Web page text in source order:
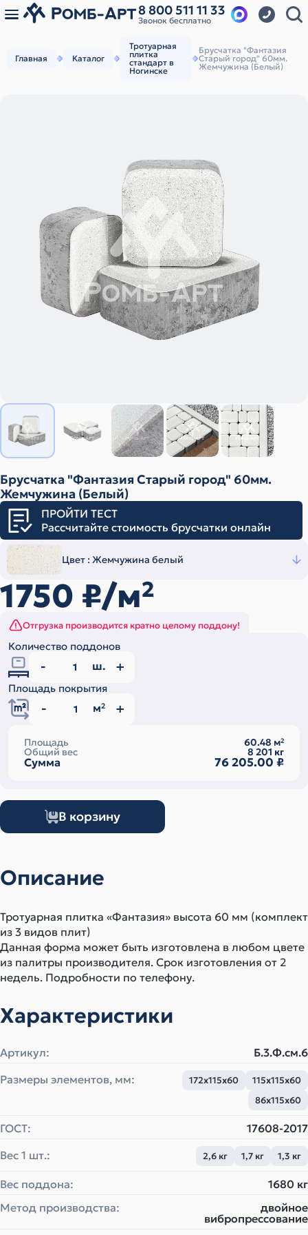
8 800 511 11 33
Звонок бесплатно
Главная Каталог
Тротуарная
плитка
стандарт в
Ногинске
Брусчатка "Фантазия
Старый город" 60мм.
Жемчужина (Белый)
Брусчатка "Фантазия Старый город" 60мм.
Жемчужина (Белый)
ПРОЙТИ ТЕСТ
Рассчитайте стоимость брусчатки онлайн
Цвет : Жемчужина белый
1750 ₽/м2
Отгрузка производится кратно целому поддону!
Количество поддонов
ш.
Площадь покрытия
м2
Площадь 60.48 м2
Общий вес 8 201 кг
Сумма 76 205.00 ₽
В корзину
Описание
Тротуарная плитка «Фантазия» высота 60 мм (комплект
из 3 видов плит)
Данная форма может быть изготовлена в любом цвете
из палитры производителя. Срок изготовления от 2
недель. Подробности по телефону.
Характеристики
Артикул:
Б.3.Ф.см.6
Размеры элементов, мм:
172х115х60
115х115х60
86х115х60
ГОСТ:
17608-2017
Вес 1 шт.:
2,6 кг 1,7 кг 1,3 кг
Вес поддона:
1680 кг
Метод производства:
двойное
вибропрессование